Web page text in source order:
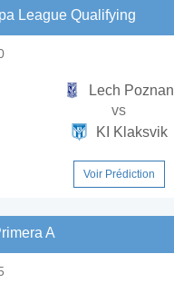
League Qualifying
Lech Poznan
vs
KI Klaksvik
Voir Prédiction
A